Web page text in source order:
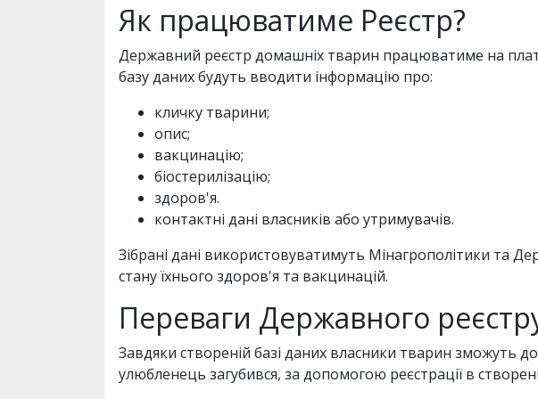
Як працюватиме Реєстр?
Державний реєстр домашніх тварин працюватиме на
базу даних будуть вводити інформацію про:
кличку тварини;
опис;
вакцинацію;
біостерилізацію;
здоров'я.
контактні дані власників або утримувачів.
Зібрані дані використовуватимуть Мінагрополітики та
стану їхнього здоров'я та вакцинацій.
Переваги Державного
Завдяки створеній базі даних власники тварин зможуть
улюбленець загубився, за допомогою реєстрації в